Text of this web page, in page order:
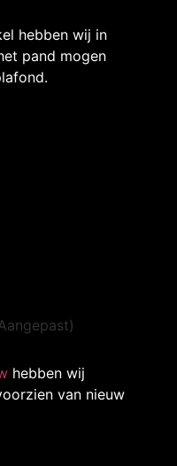
hebben wij in
pand mogen
hebben wij
van nieuw